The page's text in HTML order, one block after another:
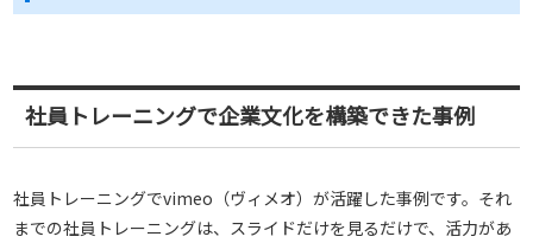
社員トレーニングで企業文化を構築できた事例
社員トレーニングでvimeo（ヴィメオ）が活躍した事例です。それ
までの社員トレーニングは、スライドだけを見るだけで、活力があ